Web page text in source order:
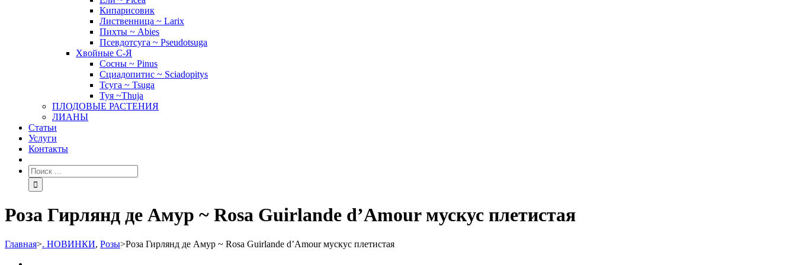
Кипарисовик
Лиственница ~ Larix
Пихты ~ Abies
Псевдотсуга ~ Pseudotsuga
Хвойные С-Я
Сосны ~ Pinus
Сциадопитис ~ Sciadopitys
Тсуга ~ Tsuga
Туя ~Thuja
ПЛОДОВЫЕ РАСТЕНИЯ
ЛИАНЫ
Статьи
Услуги
Контакты
Роза Гирлянд де Амур ~ Rosa Guirlande d’Amour мускус плетистая
Главная>. НОВИНКИ, Розы>Роза Гирлянд де Амур ~ Rosa Guirlande d’Amour мускус плетистая